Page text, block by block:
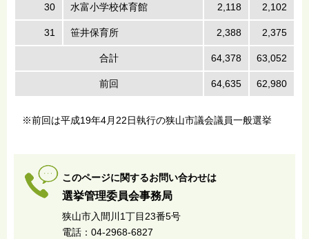
30 水富小学校体育館 2,118 2,102
31 笹井保育所 2,388 2,375
合計 64,378 63,052
前回 64,635 62,980
※前回は平成19年4月22日執行の狭山市議会議員一般選挙
このページに関するお問い合わせは
選挙管理委員会事務局
狭山市入間川1丁目23番5号
電話：04-2968-6827